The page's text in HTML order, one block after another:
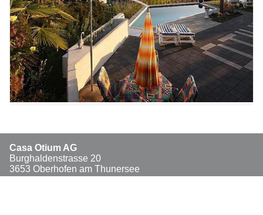
Casa Otium AG
Burghaldenstrasse 20
3653 Oberhofen am Thunersee